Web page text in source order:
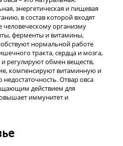
энергетическая и пищевая
в состав которой входят
организму
ферменты и витамины,
нормальной работе
тракта, сердца и мозга,
регулируют обмен веществ,
компенсируют витаминную и
Отвар овса
действием для
иммунитет и